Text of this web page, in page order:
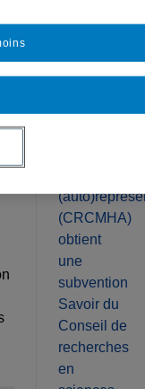
recherche
Canada
médias,
(CRCMHA)
obtient
une
subvention
Savoir du
Conseil de
recherches
en